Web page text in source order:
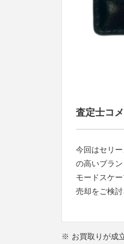
査定士コ
今回はセリ
の高いブラ
モードスケ
売却をご検
※ お買取りが成